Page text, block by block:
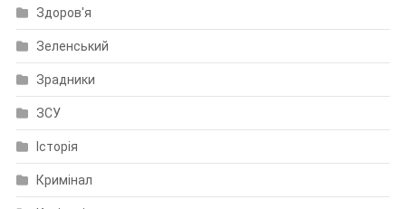
Здоров'я
Зеленський
Зрадники
ЗСУ
Історія
Кримінал